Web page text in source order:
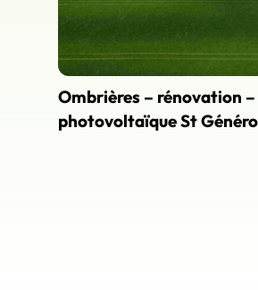
Ombrières – rénovation
photovoltaïque St